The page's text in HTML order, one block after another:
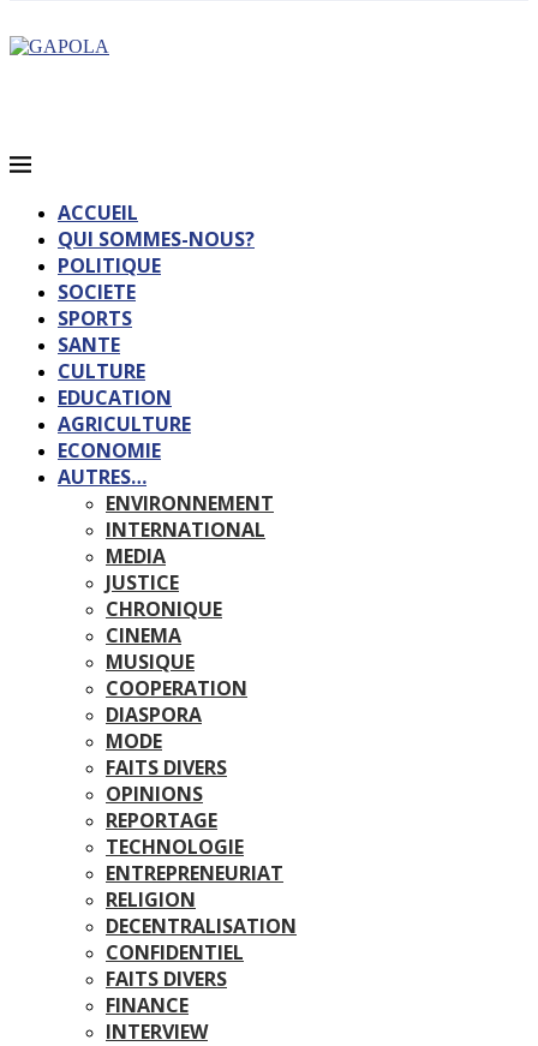
ACCUEIL
QUI SOMMES-NOUS?
POLITIQUE
SOCIETE
SPORTS
SANTE
CULTURE
EDUCATION
AGRICULTURE
ECONOMIE
AUTRES…
ENVIRONNEMENT
INTERNATIONAL
MEDIA
JUSTICE
CHRONIQUE
CINEMA
MUSIQUE
COOPERATION
DIASPORA
MODE
FAITS DIVERS
OPINIONS
REPORTAGE
TECHNOLOGIE
ENTREPRENEURIAT
RELIGION
DECENTRALISATION
CONFIDENTIEL
FAITS DIVERS
FINANCE
INTERVIEW